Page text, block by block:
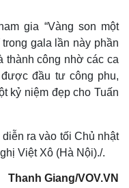
gia “Vàng son một
gala lần này phần
thành công nhờ các ca
đầu tư công phu,
kỷ niệm đẹp cho Tuấn
ra vào tối Chủ nhật
Việt Xô (Hà Nội)./.
Thanh Giang/VOV.VN